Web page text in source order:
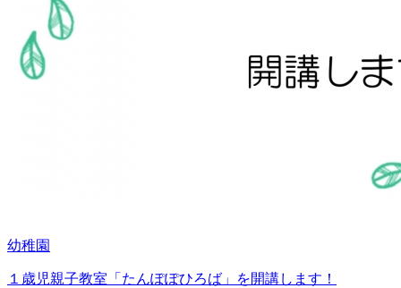
幼稚園
１歳児親子教室「たんぽぽひろば」を開講します！